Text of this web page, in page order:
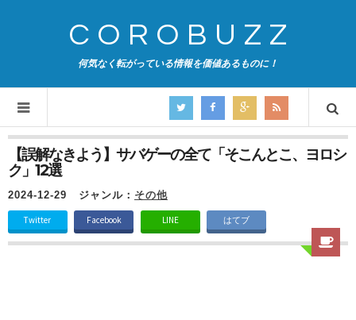
COROBUZZ
何気なく転がっている情報を価値あるものに！
【誤解なきよう】サバゲーの全て「そこんとこ、ヨロシ
ク」12選
2024-12-29 ジャンル： その他
Twitter Facebook LINE はてブ